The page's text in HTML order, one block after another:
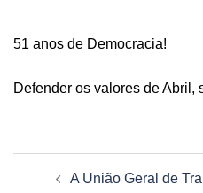
51 anos de Democracia!
Defender os valores de Abril,
A União Geral de